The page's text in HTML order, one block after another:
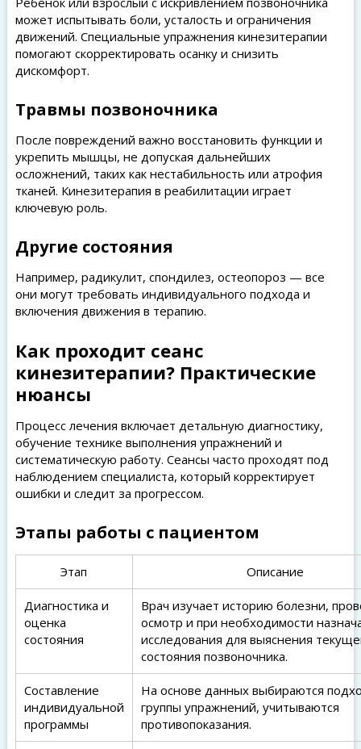
может испытывать боли, усталость и ограничения
движений. Специальные упражнения кинезитерапии
помогают скорректировать осанку и снизить
дискомфорт.
Травмы позвоночника
После повреждений важно восстановить функции и
укрепить мышцы, не допуская дальнейших
осложнений, таких как нестабильность или атрофия
тканей. Кинезитерапия в реабилитации играет
ключевую роль.
Другие состояния
Например, радикулит, спондилез, остеопороз — все
они могут требовать индивидуального подхода и
включения движения в терапию.
Как проходит сеанс
кинезитерапии? Практические
нюансы
Процесс лечения включает детальную диагностику,
обучение технике выполнения упражнений и
систематическую работу. Сеансы часто проходят под
наблюдением специалиста, который корректирует
ошибки и следит за прогрессом.
Этапы работы с пациентом
Этап Описание
Диагностика и
оценка
состояния
Врач изучает историю болезни,
осмотр и при необходимости
исследования для выяснения
состояния позвоночника.
Составление
индивидуальной
программы
На основе данных выбираются
группы упражнений, учитываются
противопоказания.